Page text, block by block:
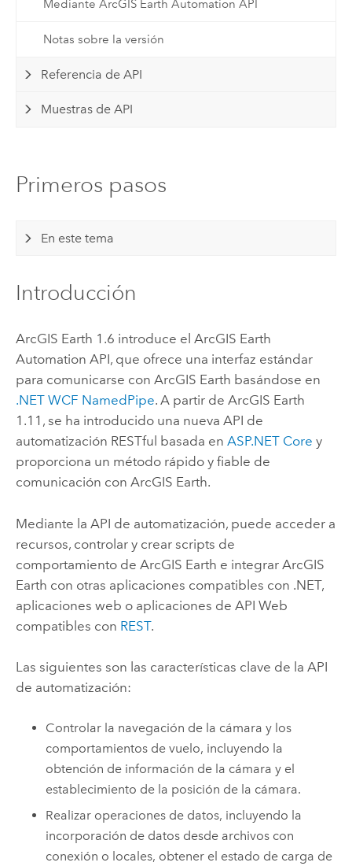
Mediante ArcGIS Earth Automation API
Notas sobre la versión
Referencia de API
Muestras de API
Primeros pasos
En este tema
Introducción
ArcGIS Earth 1.6 introduce el ArcGIS Earth
Automation API, que ofrece una interfaz estándar
para comunicarse con ArcGIS Earth basándose en
.NET WCF NamedPipe. A partir de ArcGIS Earth
1.11, se ha introducido una nueva API de
automatización RESTful basada en ASP.NET Core y
proporciona un método rápido y fiable de
comunicación con ArcGIS Earth.
Mediante la API de automatización, puede acceder a
recursos, controlar y crear scripts de
comportamiento de ArcGIS Earth e integrar ArcGIS
Earth con otras aplicaciones compatibles con .NET,
aplicaciones web o aplicaciones de API Web
compatibles con REST.
Las siguientes son las características clave de la API
de automatización:
Controlar la navegación de la cámara y los
comportamientos de vuelo, incluyendo la
obtención de información de la cámara y el
establecimiento de la posición de la cámara.
Realizar operaciones de datos, incluyendo la
incorporación de datos desde archivos con
conexión o locales, obtener el estado de carga de